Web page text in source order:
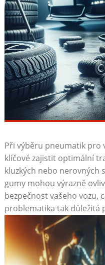
Při výběru ⁢pneumatik pro
klíčové zajistit optimální
kluzkých nebo nerovných
gumy⁣ mohou výrazně
bezpečnost vašeho vozu,
problematika tak důležitá